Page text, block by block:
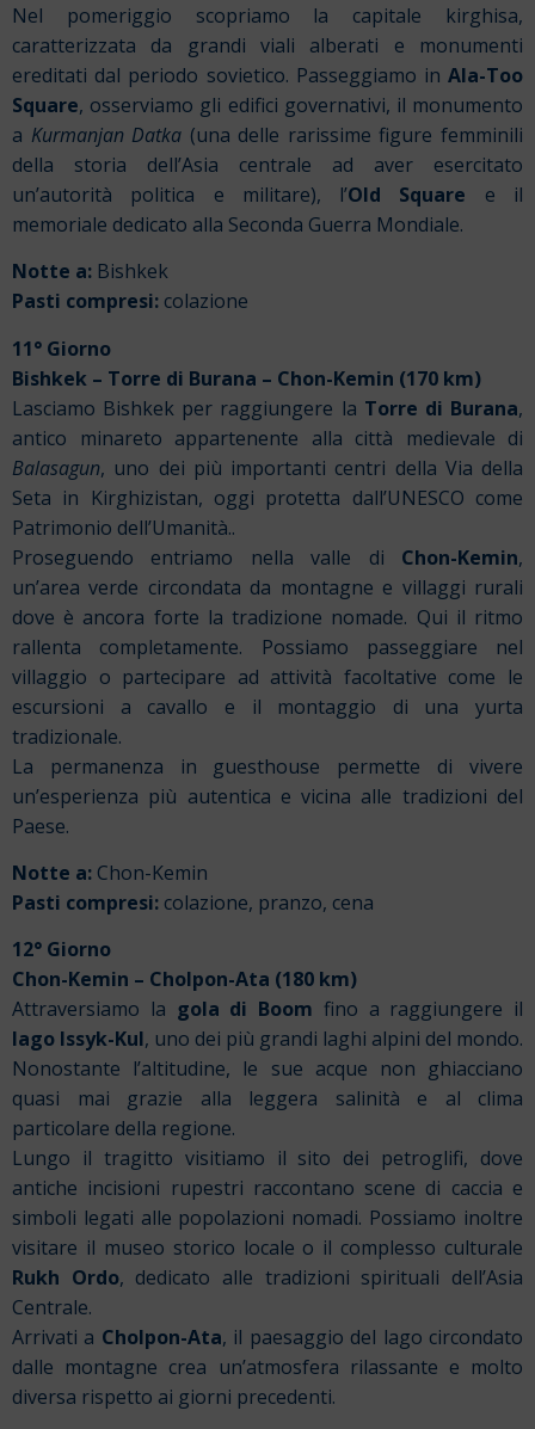
Nel pomeriggio scopriamo la capitale kirghisa,
caratterizzata da grandi viali alberati e monumenti
ereditati dal periodo sovietico. Passeggiamo in Ala-Too
Square, osserviamo gli edifici governativi, il monumento
a Kurmanjan Datka (una delle rarissime figure femminili
della storia dell’Asia centrale ad aver esercitato
un’autorità politica e militare), l’Old Square e il
memoriale dedicato alla Seconda Guerra Mondiale.
Notte a: Bishkek
Pasti compresi: colazione
11° Giorno
Bishkek – Torre di Burana – Chon-Kemin (170 km)
Lasciamo Bishkek per raggiungere la Torre di Burana,
antico minareto appartenente alla città medievale di
Balasagun, uno dei più importanti centri della Via della
Seta in Kirghizistan, oggi protetta dall’UNESCO come
Patrimonio dell’Umanità..
Proseguendo entriamo nella valle di Chon-Kemin,
un’area verde circondata da montagne e villaggi rurali
dove è ancora forte la tradizione nomade. Qui il ritmo
rallenta completamente. Possiamo passeggiare nel
villaggio o partecipare ad attività facoltative come le
escursioni a cavallo e il montaggio di una yurta
tradizionale.
La permanenza in guesthouse permette di vivere
un’esperienza più autentica e vicina alle tradizioni del
Paese.
Notte a: Chon-Kemin
Pasti compresi: colazione, pranzo, cena
12° Giorno
Chon-Kemin – Cholpon-Ata (180 km)
Attraversiamo la gola di Boom fino a raggiungere il
lago Issyk-Kul, uno dei più grandi laghi alpini del mondo.
Nonostante l’altitudine, le sue acque non ghiacciano
quasi mai grazie alla leggera salinità e al clima
particolare della regione.
Lungo il tragitto visitiamo il sito dei petroglifi, dove
antiche incisioni rupestri raccontano scene di caccia e
simboli legati alle popolazioni nomadi. Possiamo inoltre
visitare il museo storico locale o il complesso culturale
Rukh Ordo, dedicato alle tradizioni spirituali dell’Asia
Centrale.
Arrivati a Cholpon-Ata, il paesaggio del lago circondato
dalle montagne crea un’atmosfera rilassante e molto
diversa rispetto ai giorni precedenti.